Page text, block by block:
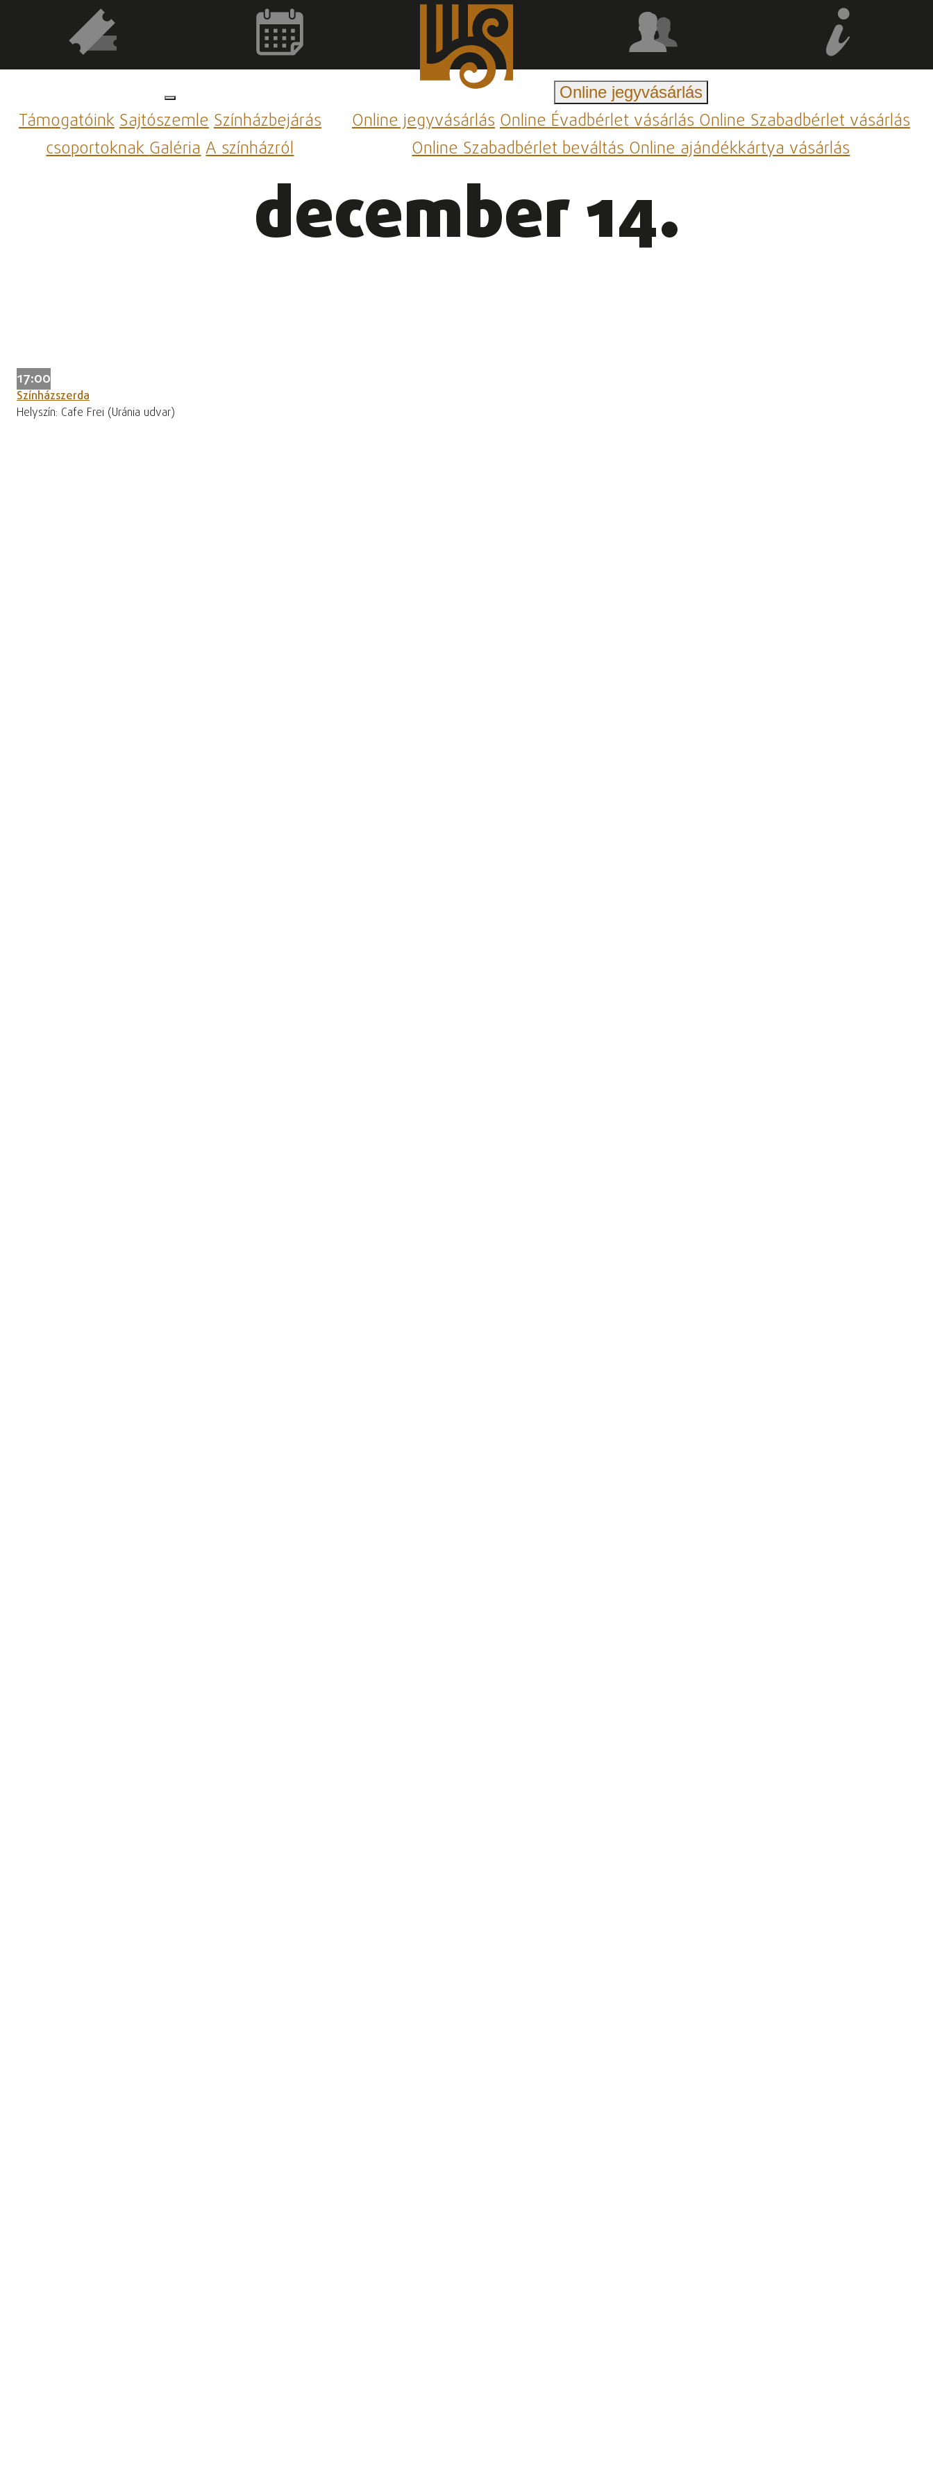
TámogatóinkSajtószemleSzínházbejárás
csoportoknakGalériaA színházról
Online jegyvásárlás
Online jegyvásárlásOnline Évadbérlet vásárlásOnline Szabadbérlet vásárlás
Online Szabadbérlet beváltásOnline ajándékkártya vásárlás
december 14.
17:00
Színházszerda
Helyszín: Cafe Frei (Uránia udvar)